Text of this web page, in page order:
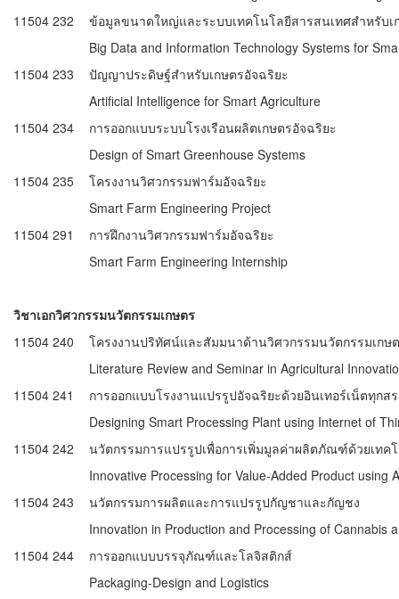
11504 232
ข้อมูลขนาดใหญ่และระบบเทคโนโลยีสารสนเทศสำหรับเ
Big Data and Information Technology Systems for
11504 233
ปัญญาประดิษฐ์สำหรับเกษตรอัจฉริยะ
Artificial Intelligence for Smart Agriculture
11504 234
การออกแบบระบบโรงเรือนผลิตเกษตรอัจฉริยะ
Design of Smart Greenhouse Systems
11504 235
โครงงานวิศวกรรมฟาร์มอัจฉริยะ
Smart Farm Engineering Project
11504 291
การฝึกงานวิศวกรรมฟาร์มอัจฉริยะ
Smart Farm Engineering Internship
วิชาเอกวิศวกรรมนวัตกรรมเกษตร
11504 240
โครงงานปริทัศน์และสัมมนาด้านวิศวกรรมนวัตกรรมเกษ
Literature Review and Seminar in Agricultural
11504 241
การออกแบบโรงงานแปรรูปอัจฉริยะด้วยอินเทอร์เน็ตทุกส
Designing Smart Processing Plant using Internet of
11504 242
นวัตกรรมการแปรรูปเพื่อการเพิ่มมูลค่าผลิตภัณฑ์ด้วยเทค
Innovative Processing for Value-Added Product using
11504 243
นวัตกรรมการผลิตและการแปรรูปกัญชาและกัญชง
Innovation in Production and Processing of Cannabis
11504 244
การออกแบบบรรจุภัณฑ์และโลจิสติกส์
Packaging-Design and Logistics